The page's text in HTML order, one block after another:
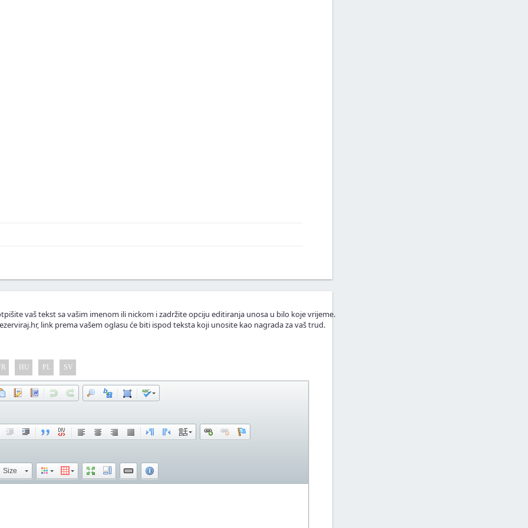
ili fotografije.
vaš tekst sa vašim imenom ili nickom i zadržite opciju editiranja unosa u bilo koje vrijeme.
link prema vašem oglasu će biti ispod teksta koji unosite kao nagrada za vaš trud.
HU PL SV
Size